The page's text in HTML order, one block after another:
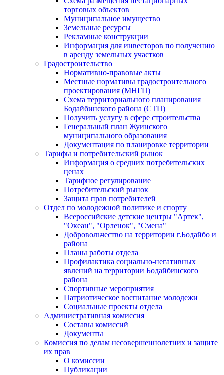
торговых объектов
Муниципальное имущество
Земельные ресурсы
Рекламные конструкции
Информация для инвесторов по получению
в аренду земельных участков
Градостроительство
Нормативно-правовые акты
Местные нормативы градостроительного
проектирования (МНГП)
Схема территориального планирования
Бодайбинского района (СТП)
Получить услугу в сфере строительства
Генеральный план Жуинского
муниципального образования
Документация по планировке территории
Тарифы и потребительский рынок
Информация о средних потребительских
ценах
Тарифное регулирование
Потребительский рынок
Защита прав потребителей
Отдел по молодежной политике и спорту
Всероссийские детские центры "Артек",
"Океан", "Орленок", "Смена"
Добровольчество на территории г.Бодайбо и
района
Планы работы отдела
Профилактика социально-негативных
явлений на территории Бодайбинского
района
Спортивные мероприятия
Патриотическое воспитание молодежи
Социальные проекты отдела
Административная комиссия
Составы комиссий
Документы
Комиссия по делам несовершеннолетних и защите
их прав
О комиссии
Публикации